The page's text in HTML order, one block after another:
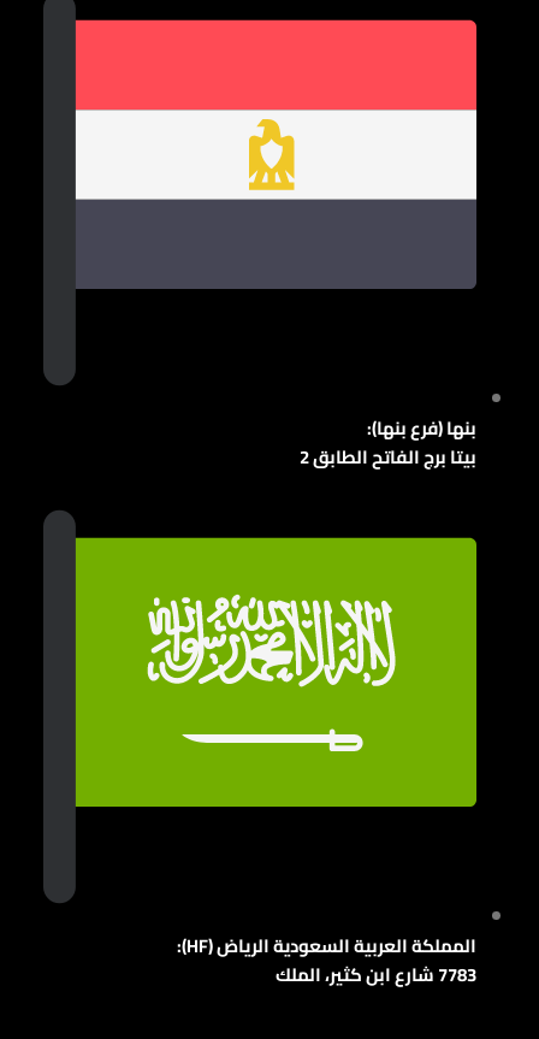
بنها (فرع بنها):
بيتا برج الفاتح الطابق 2
المملكة العربية السعودية الرياض (HF):
7783 شارع ابن كثير، الملك